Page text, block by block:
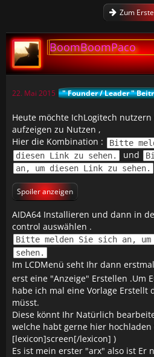
Zum
BoomBoomPaco
22. Mai 2015 " Founder / Leader "
Heute möchte IchLogitech
aufzeigen zu Nutzen ,
Hier die Kombination :
Bitte
diesen Link zu sehen.
und
an, um diesen Link zu sehen.
Spoiler anzeigen
AIDA64 Installieren und dann in
control auswählen .
Bitte melden Sie sich an, um
sehen.
Im LCDMenü seht Ihr dann
erst eine "Anzeige" Erstellen .Um
habe ich mal eine Vorlage
müsst.
Diese könnt Ihr Natürlich
welche habt gerne hier
[lexicon]screen[/lexicon] )
Es ist mein erster "arx" also ist Er